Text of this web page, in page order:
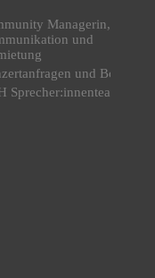
Managerin,
und
und Booking
Sprecher:innenteam